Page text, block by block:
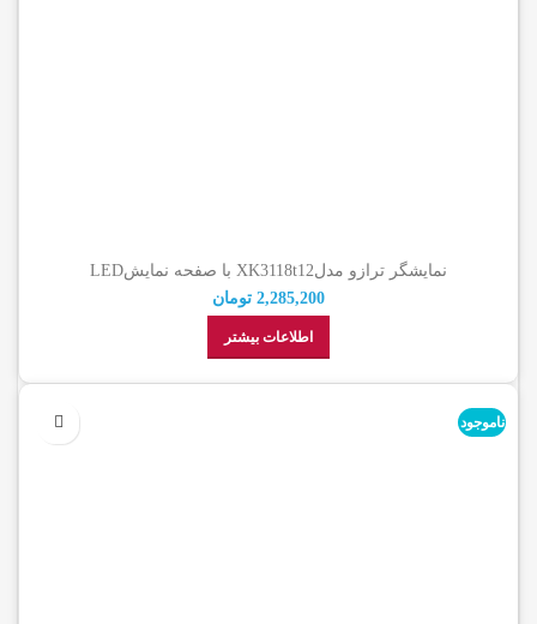
نمایشگر ترازو مدلXK3118t12 با صفحه نمایشLED
2,285,200 تومان
اطلاعات بیشتر
ناموجود